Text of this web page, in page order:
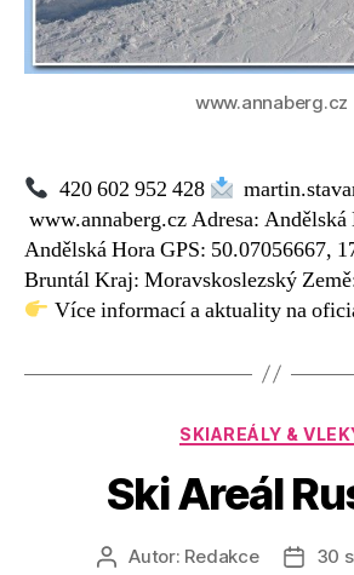
www.annaberg.cz
420 602 952 428
www.annaberg.cz Adresa: Andělská
Andělská Hora GPS: 50.07056667,
Bruntál Kraj: Moravskoslezský
Více informací a aktuality na
Rubriky
SKIAREÁLY &
Ski Areál
AutorAutor: Redakce
Datum
30